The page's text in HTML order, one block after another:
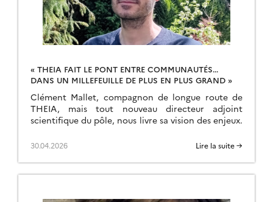
« THEIA FAIT LE PONT ENTRE COMMUNAUTÉS…
DANS UN MILLEFEUILLE DE PLUS EN PLUS GRAND »
Clément Mallet, compagnon de longue route de
THEIA, mais tout nouveau directeur adjoint
scientifique du pôle, nous livre sa vision des enjeux.
30.04.2026 Lire la suite →